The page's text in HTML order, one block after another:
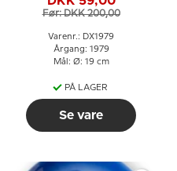
Før: DKK 200,00
Varenr.: DX1979
Årgang: 1979
Mål: Ø: 19 cm
PÅ LAGER
Se vare